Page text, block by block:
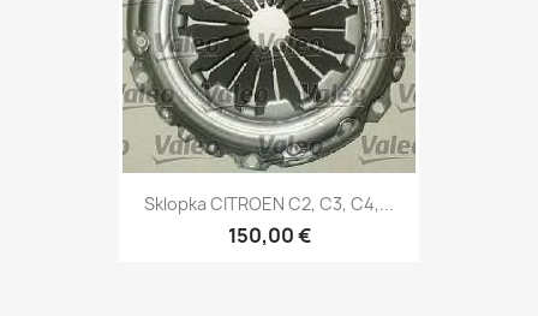
Sklopka CITROEN C2, C3, C4,...
150,00 €